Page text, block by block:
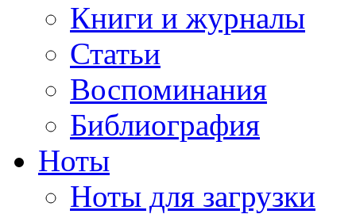
Книги и журналы
Статьи
Воспоминания
Библиография
Ноты
Ноты для загрузки